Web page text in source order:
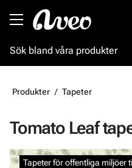
Produkter Tapeter
Tomato Leaf
Hoppa över bilder